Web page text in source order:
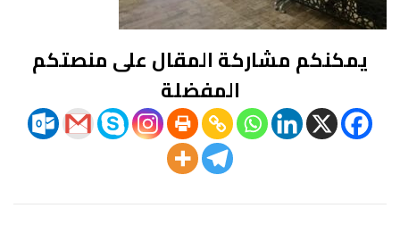
يمكنكم مشاركة المقال على منصتكم
المفضلة